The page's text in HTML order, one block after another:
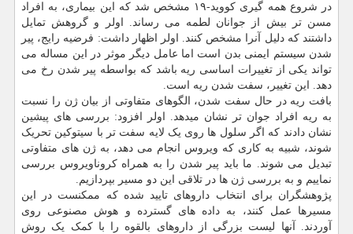
در شروع همه گیری کووید-۱۹ مشخص شد که این بیماری، به افراد
مسن تر بیش از جوانان لطمه می رساند. اولر و گروهش تمایل
داشتند که دلیل آنرا مشخص کنند. اولر اظهار داشت: فرضیه رایج، پیر
شدن سیستم ایمنی بدن است اما عامل دیگر موثر در این مساله می
تواند یکی از تغییرات اساسی ریه باشد که بواسطه پیر شدن رخ می
دهد. این تغییر، سفت شدن ریه است.
بافت ریه در حال سفت شدن، الگوهای متفاوتی از بیان ژن را نسبت
به ریه افراد جوان تر نشان میدهد. اولر افزود: بررسی های پیشین
نشان دادند که اگر سلول ها روی یک لایه سفت تر با سیتوکین تحریک
شوند، شبیه به کاری که ویروس انجام می دهد، به ژن های متفاوتی
تبدیل می شوند. ما باید پیر شدن را به همراه کروناویروس بررسی
نماییم و به بررسی ژن ها در تلاقی این دو مسیر بپردازیم.
پژوهشگران برای انتخاب داروهای تایید شده که ممکنست در این
مسیرها عمل کنند، به داده های گسترده و هوش مصنوعی روی
آوردند. آنها لیست بزرگی از داروهای بالقوه را با کمک یک روش